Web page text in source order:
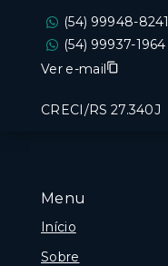
Menu
Início
Sobre
(54) 99948-8241
(54) 99937-1964
Ver e-mail
CRECI/RS 27.340J